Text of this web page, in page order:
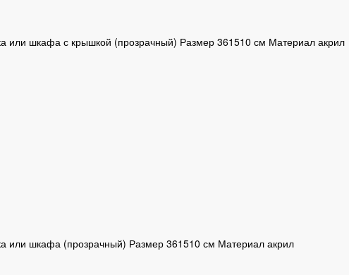
или шкафа с крышкой (прозрачный) Размер 361510 см Материал акрил
или шкафа (прозрачный) Размер 361510 см Материал акрил